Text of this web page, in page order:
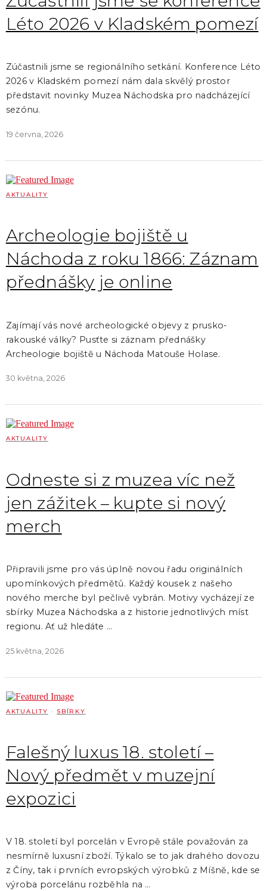
Léto 2026 v Kladském pomezí
Zúčastnili jsme se regionálního setkání. Konference Léto
2026 v Kladském pomezí nám dala skvělý prostor
představit novinky Muzea Náchodska pro nadcházející
sezónu.
19 června, 2026
AKTUALITY
Archeologie bojiště u
Náchoda z roku 1866: Záznam
přednášky je online
Zajímají vás nové archeologické objevy z prusko-
rakouské války? Pusťte si záznam přednášky
Archeologie bojiště u Náchoda Matouše Holase.
30 května, 2026
AKTUALITY
Odneste si z muzea víc než
jen zážitek – kupte si nový
merch
Připravili jsme pro vás úplně novou řadu originálních
upomínkových předmětů. Každý kousek z našeho
nového merche byl pečlivě vybrán. Motivy vycházejí ze
sbírky Muzea Náchodska a z historie jednotlivých míst
regionu. Ať už hledáte …
25 května, 2026
AKTUALITY · SBÍRKY
Falešný luxus 18. století –
Nový předmět v muzejní
expozici
V 18. století byl porcelán v Evropě stále považován za
nesmírně luxusní zboží. Týkalo se to jak drahého dovozu
z Číny, tak i prvních evropských výrobků z Míšně, kde se
výroba porcelánu rozběhla na …